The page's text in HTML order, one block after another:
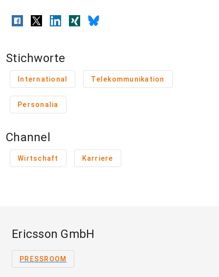
Stichworte
International Telekommunikation
Personalia
Channel
Wirtschaft Karriere
Ericsson GmbH
PRESSROOM